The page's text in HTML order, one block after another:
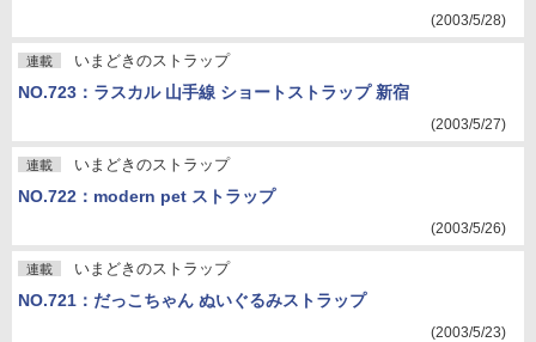
(2003/5/28)
連載 いまどきのストラップ
NO.723：ラスカル 山手線 ショートストラップ 新宿
(2003/5/27)
連載 いまどきのストラップ
NO.722：modern pet ストラップ
(2003/5/26)
連載 いまどきのストラップ
NO.721：だっこちゃん ぬいぐるみストラップ
(2003/5/23)